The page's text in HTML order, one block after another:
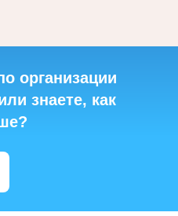
организации
знаете, как